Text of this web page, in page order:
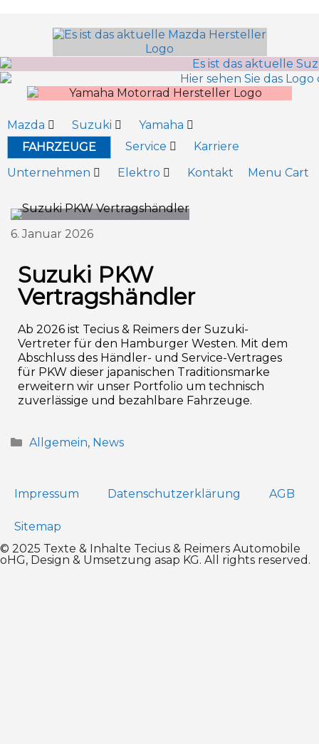
Mazda Suzuki
Yamaha
FAHRZEUGE
Service
Karriere
Unternehmen
Elektro Kontakt Menu Cart
6. Januar 2026
Suzuki PKW
Vertragshändler
Ab 2026 ist Tecius & Reimers der Suzuki-
Vertreter für den Hamburger Westen. Mit dem
Abschluss des Händler- und Service-Vertrages
für PKW dieser japanischen Traditionsmarke
erweitern wir unser Portfolio um technisch
zuverlässige und bezahlbare Fahrzeuge.
Allgemein, News
Impressum Datenschutz­erklärung AGB
Sitemap
© 2025 Texte & Inhalte Tecius & Reimers Automobile
oHG, Design & Umsetzung asap KG. All rights reserved.